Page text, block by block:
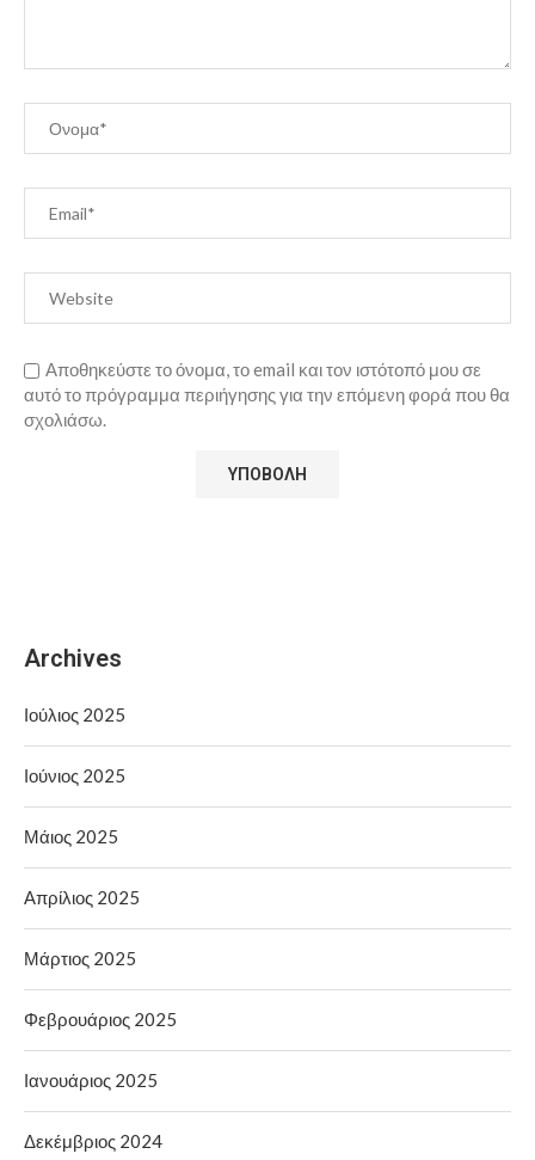
Αποθηκεύστε το όνομα, το email και τον ιστότοπό μου σε
αυτό το πρόγραμμα περιήγησης για την επόμενη φορά που θα
σχολιάσω.
Archives
Ιούλιος 2025
Ιούνιος 2025
Μάιος 2025
Απρίλιος 2025
Μάρτιος 2025
Φεβρουάριος 2025
Ιανουάριος 2025
Δεκέμβριος 2024